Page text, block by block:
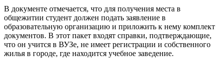
В документе отмечается, что для получения места в
общежитии студент должен подать заявление в
образовательную организацию и приложить к нему комплект
документов. В этот пакет входят справки, подтверждающие,
что он учится в ВУЗе, не имеет регистрации и собственного
жилья в городе, где находится учебное заведение.